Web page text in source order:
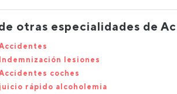
otras especialidades de
lesiones
coches
rápido alcoholemia